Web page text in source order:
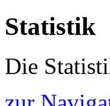
Statistik
Die